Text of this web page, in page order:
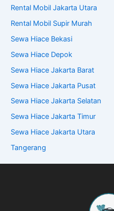
Rental Mobil Jakarta Utara
Rental Mobil Supir Murah
Sewa Hiace Bekasi
Sewa Hiace Depok
Sewa Hiace Jakarta Barat
Sewa Hiace Jakarta Pusat
Sewa Hiace Jakarta Selatan
Sewa Hiace Jakarta Timur
Sewa Hiace Jakarta Utara
Tangerang